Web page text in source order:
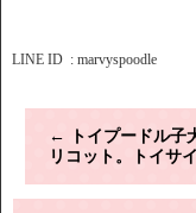
LINE ID : marvyspoodle
←
トイプードル子
リコット。トイサ